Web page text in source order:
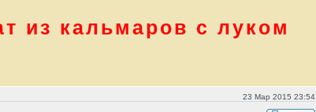
из кальмаров с луком
23 Мар 2015 23:54